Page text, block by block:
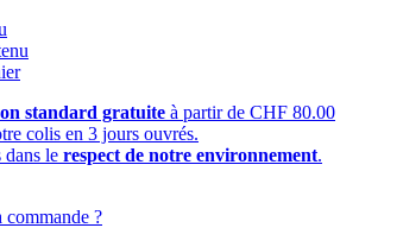
standard gratuite à partir de CHF 80.00
colis en 3 jours ouvrés.
le respect de notre environnement.
commande ?